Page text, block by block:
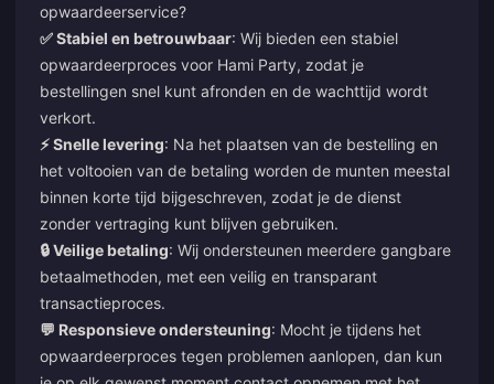
opwaardeerservice?
✅ Stabiel en betrouwbaar: Wij bieden een stabiel
opwaardeerproces voor Hami Party, zodat je
bestellingen snel kunt afronden en de wachttijd wordt
verkort.
⚡ Snelle levering: Na het plaatsen van de bestelling en
het voltooien van de betaling worden de munten meestal
binnen korte tijd bijgeschreven, zodat je de dienst
zonder vertraging kunt blijven gebruiken.
🔒 Veilige betaling: Wij ondersteunen meerdere gangbare
betaalmethoden, met een veilig en transparant
transactieproces.
💬 Responsieve ondersteuning: Mocht je tijdens het
opwaardeerproces tegen problemen aanlopen, dan kun